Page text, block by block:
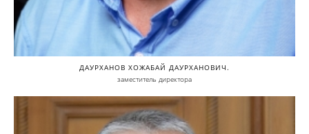
ДАУРХАНОВ ХОЖАБАЙ ДАУРХАНОВИЧ.
заместитель директора